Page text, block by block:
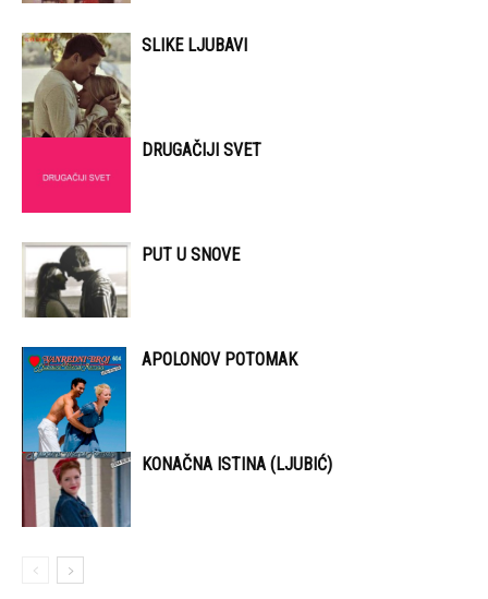
SLIKE LJUBAVI
DRUGAČIJI SVET
PUT U SNOVE
APOLONOV POTOMAK
KONAČNA ISTINA (LJUBIĆ)